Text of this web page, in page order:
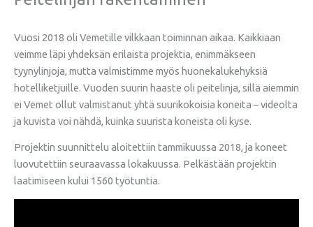
Vuosi 2018 oli Vemetille vilkkaan toiminnan aikaa. Kaikkiaan
veimme läpi yhdeksän erilaista projektia, enimmäkseen
tyynylinjoja, mutta valmistimme myös huonekalukehyksiä
hotelliketjuille. Vuoden suurin haaste oli peitelinja, sillä aiemmin
ei Vemet ollut valmistanut yhtä suurikokoisia koneita – videolta
ja kuvista voi nähdä, kuinka suurista koneista oli kyse.
Projektin suunnittelu aloitettiin tammikuussa 2018, ja koneet
luovutettiin seuraavassa lokakuussa. Pelkästään projektin
laatimiseen kului 1560 työtuntia.